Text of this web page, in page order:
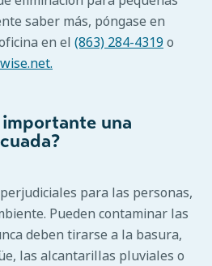
saber más, póngase en
en el (863) 284-4319 o
una
para las personas,
Pueden contaminar las
deben tirarse a la basura,
las alcantarillas pluviales o